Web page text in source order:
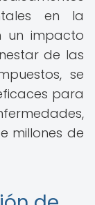
en la
un impacto
de las
se
para
millones de